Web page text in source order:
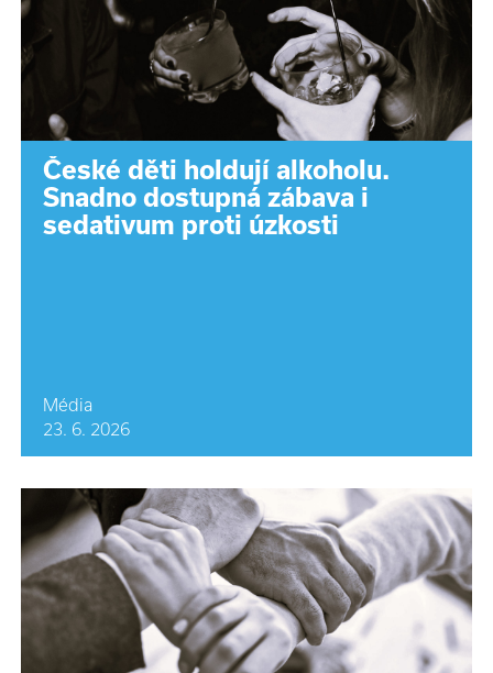
České děti holdují alkoholu.
Snadno dostupná zábava i
sedativum proti úzkosti
Média
23. 6. 2026